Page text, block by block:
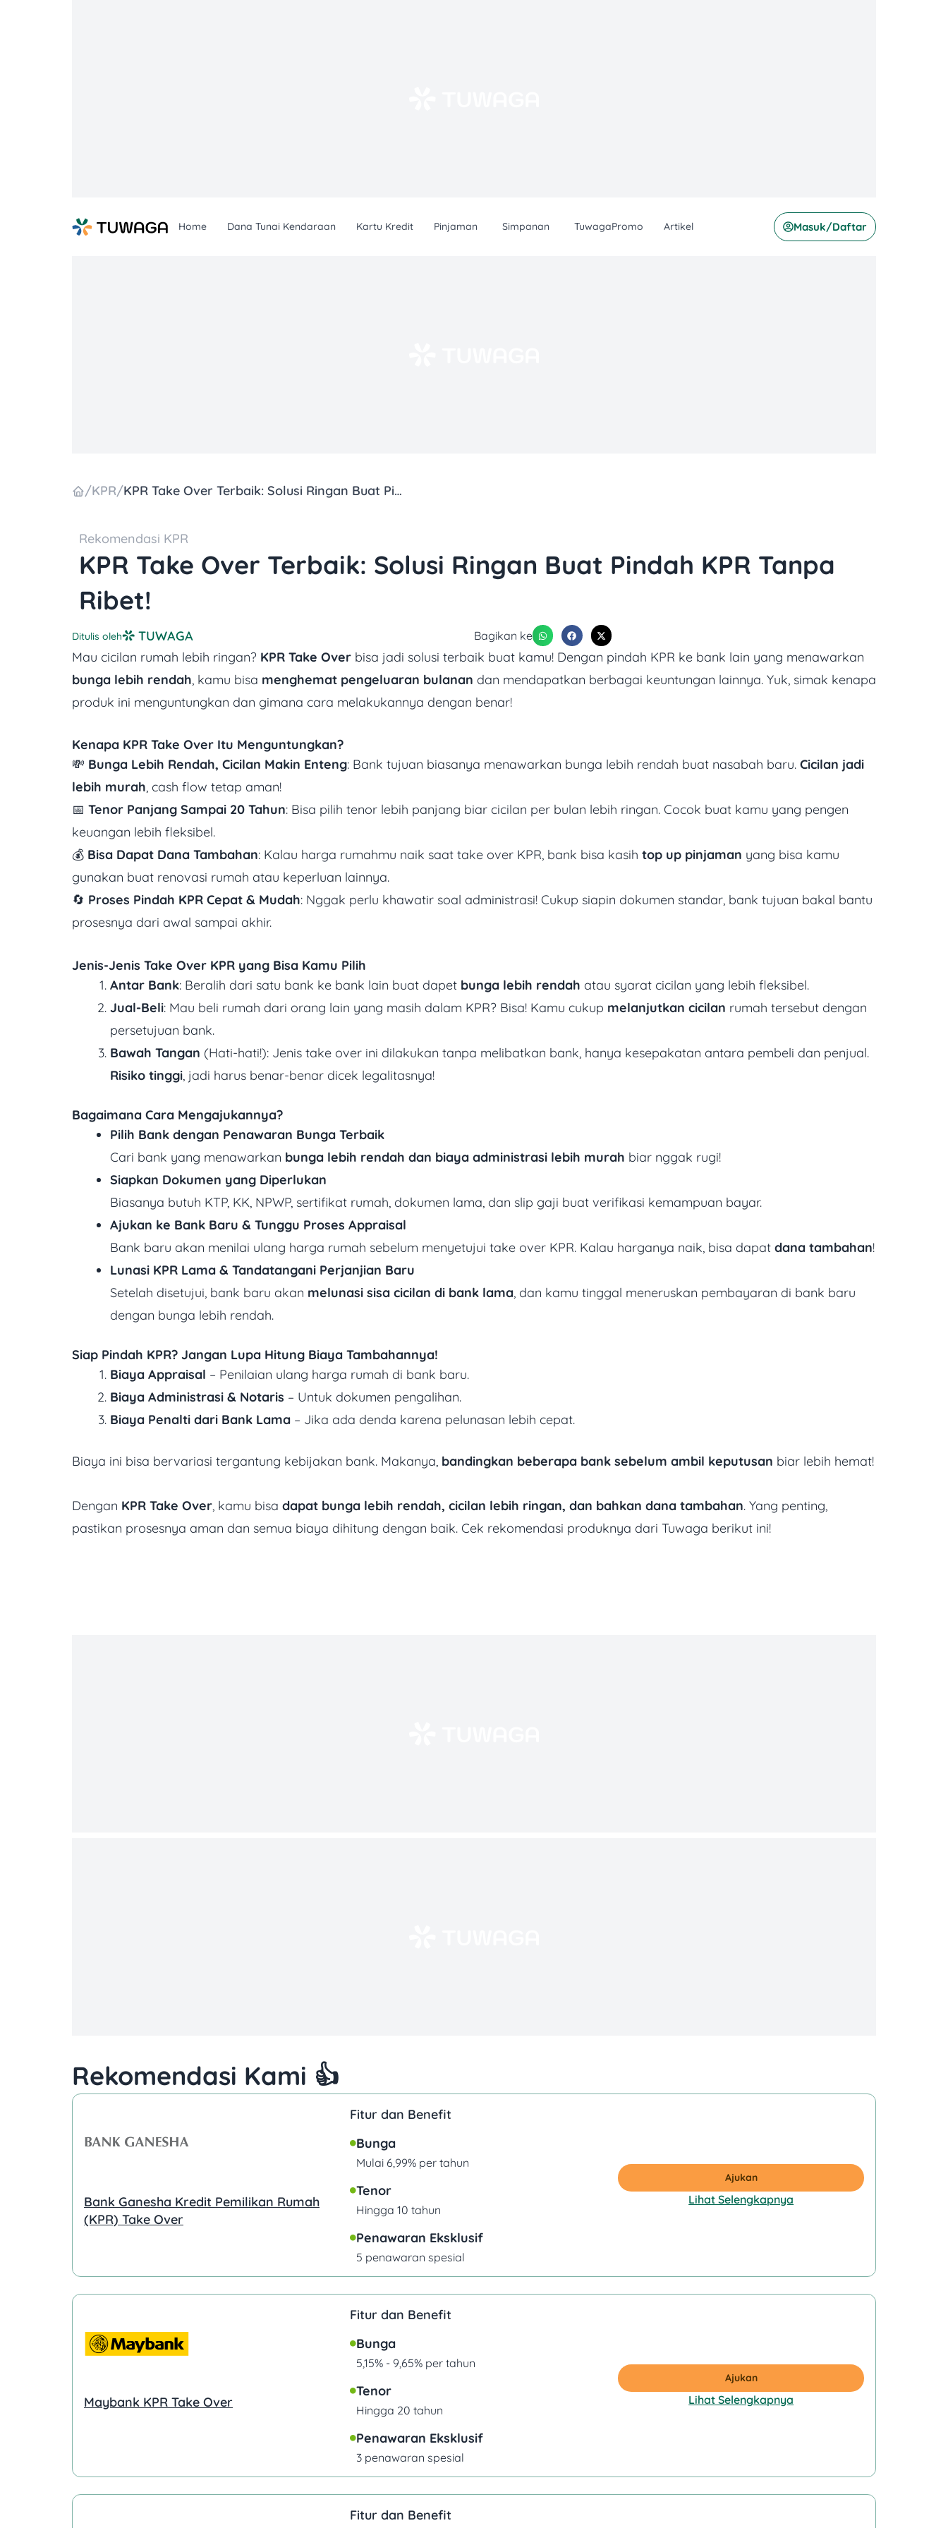
Home Dana Tunai Kendaraan Kartu Kredit Pinjaman Simpanan TuwagaPromo Artikel Masuk/Daftar
/KPR/ KPR Take Over Terbaik: Solusi Ringan Buat Pindah KPR Tanpa Ribet!
Rekomendasi KPR
KPR Take Over Terbaik: Solusi Ringan Buat Pindah KPR Tanpa
Ribet!
Ditulis oleh TUWAGA Bagikan ke
Mau cicilan rumah lebih ringan? KPR Take Over bisa jadi solusi terbaik buat kamu! Dengan pindah KPR ke bank lain yang menawarkan
bunga lebih rendah, kamu bisa menghemat pengeluaran bulanan dan mendapatkan berbagai keuntungan lainnya. Yuk, simak kenapa
produk ini menguntungkan dan gimana cara melakukannya dengan benar!
Kenapa KPR Take Over Itu Menguntungkan?
💸 Bunga Lebih Rendah, Cicilan Makin Enteng: Bank tujuan biasanya menawarkan bunga lebih rendah buat nasabah baru. Cicilan jadi
lebih murah, cash flow tetap aman!
📅 Tenor Panjang Sampai 20 Tahun: Bisa pilih tenor lebih panjang biar cicilan per bulan lebih ringan. Cocok buat kamu yang pengen
keuangan lebih fleksibel.
💰 Bisa Dapat Dana Tambahan: Kalau harga rumahmu naik saat take over KPR, bank bisa kasih top up pinjaman yang bisa kamu
gunakan buat renovasi rumah atau keperluan lainnya.
🔄 Proses Pindah KPR Cepat & Mudah: Nggak perlu khawatir soal administrasi! Cukup siapin dokumen standar, bank tujuan bakal bantu
prosesnya dari awal sampai akhir.
Jenis-Jenis Take Over KPR yang Bisa Kamu Pilih
Antar Bank: Beralih dari satu bank ke bank lain buat dapet bunga lebih rendah atau syarat cicilan yang lebih fleksibel.
Jual-Beli: Mau beli rumah dari orang lain yang masih dalam KPR? Bisa! Kamu cukup melanjutkan cicilan rumah tersebut dengan
persetujuan bank.
Bawah Tangan (Hati-hati!): Jenis take over ini dilakukan tanpa melibatkan bank, hanya kesepakatan antara pembeli dan penjual.
Risiko tinggi, jadi harus benar-benar dicek legalitasnya!
Bagaimana Cara Mengajukannya?
Pilih Bank dengan Penawaran Bunga Terbaik
Cari bank yang menawarkan bunga lebih rendah dan biaya administrasi lebih murah biar nggak rugi!
Siapkan Dokumen yang Diperlukan
Biasanya butuh KTP, KK, NPWP, sertifikat rumah, dokumen lama, dan slip gaji buat verifikasi kemampuan bayar.
Ajukan ke Bank Baru & Tunggu Proses Appraisal
Bank baru akan menilai ulang harga rumah sebelum menyetujui take over KPR. Kalau harganya naik, bisa dapat dana tambahan!
Lunasi KPR Lama & Tandatangani Perjanjian Baru
Setelah disetujui, bank baru akan melunasi sisa cicilan di bank lama, dan kamu tinggal meneruskan pembayaran di bank baru
dengan bunga lebih rendah.
Siap Pindah KPR? Jangan Lupa Hitung Biaya Tambahannya!
Biaya Appraisal – Penilaian ulang harga rumah di bank baru.
Biaya Administrasi & Notaris – Untuk dokumen pengalihan.
Biaya Penalti dari Bank Lama – Jika ada denda karena pelunasan lebih cepat.
Biaya ini bisa bervariasi tergantung kebijakan bank. Makanya, bandingkan beberapa bank sebelum ambil keputusan biar lebih hemat!
Dengan KPR Take Over, kamu bisa dapat bunga lebih rendah, cicilan lebih ringan, dan bahkan dana tambahan. Yang penting,
pastikan prosesnya aman dan semua biaya dihitung dengan baik. Cek rekomendasi produknya dari Tuwaga berikut ini!
Rekomendasi Kami 👍
Bank Ganesha Kredit Pemilikan Rumah
(KPR) Take Over
Fitur dan Benefit
Bunga
Mulai 6,99% per tahun
Tenor
Hingga 10 tahun
Penawaran Eksklusif
5 penawaran spesial
Lihat Selengkapnya
Ajukan
Maybank KPR Take Over
Fitur dan Benefit
Bunga
5,15% - 9,65% per tahun
Tenor
Hingga 20 tahun
Penawaran Eksklusif
3 penawaran spesial
Lihat Selengkapnya
Ajukan
Fitur dan Benefit